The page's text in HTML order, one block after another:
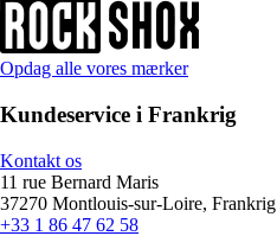
Opdag alle vores mærker
Kundeservice i Frankrig
Kontakt os
11 rue Bernard Maris
37270 Montlouis-sur-Loire, Frankrig
+33 1 86 47 62 58